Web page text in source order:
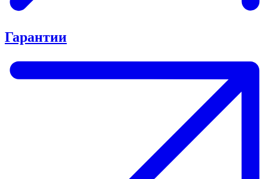
Гарантии